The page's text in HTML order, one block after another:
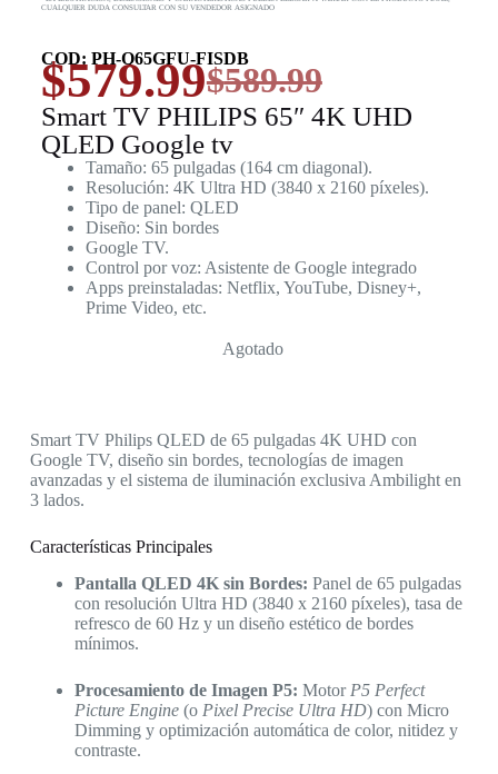
CUALQUIER DUDA CONSULTAR CON SU VENDEDOR ASIGNADO
COD: PH-Q65GFU-FISDB
$589.99
$579.99
Smart TV PHILIPS 65″ 4K UHD
QLED Google tv
Tamaño: 65 pulgadas (164 cm diagonal).
Resolución: 4K Ultra HD (3840 x 2160 píxeles).
Tipo de panel: QLED
Diseño: Sin bordes
Google TV.
Control por voz: Asistente de Google integrado
Apps preinstaladas: Netflix, YouTube, Disney+,
Prime Video, etc.
Agotado
Smart TV Philips QLED de 65 pulgadas 4K UHD con
Google TV, diseño sin bordes, tecnologías de imagen
avanzadas y el sistema de iluminación exclusiva Ambilight en
3 lados.
Características Principales
Pantalla QLED 4K sin Bordes: Panel de 65 pulgadas
con resolución Ultra HD (3840 x 2160 píxeles), tasa de
refresco de 60 Hz y un diseño estético de bordes
mínimos.
Procesamiento de Imagen P5: Motor P5 Perfect
Picture Engine(o Pixel Precise Ultra HD) con Micro
Dimming y optimización automática de color, nitidez y
contraste.